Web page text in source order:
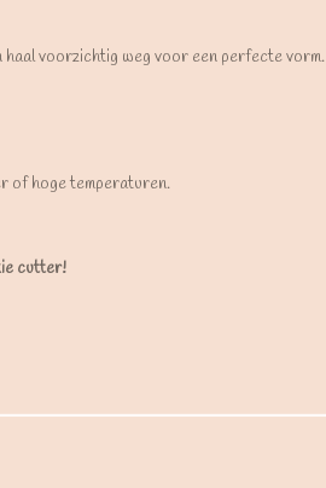
voorzichtig weg voor een perfecte vorm.
of hoge temperaturen.
cutter!